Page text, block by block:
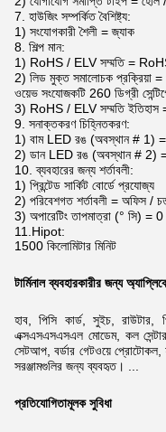
7. হাউজিং সম্পর্কিত বৈশিষ্ট্য:
1) সংযোগকারী শৈলী = জ্যাক
8. শিল্প মান:
1) RoHS / ELV সম্মতি =
2) লিড মুক্ত সমালোচক প্রক্রিয়া
ওয়েভ সংযোজকটি 260 ডিগ্রী
3) RoHS / ELV সম্মতি ইতিহাস
9. সনাক্তকরণ চিহ্নিতকরণ:
1) বাম LED রঙ (অবস্থান # 1)
2) ডান LED রঙ (অবস্থান # 2)
10. ব্যবহারের জন্য শর্তাবলী:
1) প্রিন্টেড সার্কিট বোর্ডে প্রযোজ্য
2) পরিবেশগত শর্তাবলী = অফিস /
3) অপারেটিং তাপমাত্রা (° সি)
11.Hipot:
1500 কিলোমিটার মিনিট
টার্মিনাল ব্যবহারকারীর জন্য
হাব, পিসি কার্ড, সুইচ,
এক্সএসএসএসএল মোডেম, কল
সেটআপ, বর্ডার গেটওয়ে প্রোটোকল,
সরঞ্জামগুলির জন্য ব্যবহৃত।
প্রতিযোগিতামূলক সুবিধা